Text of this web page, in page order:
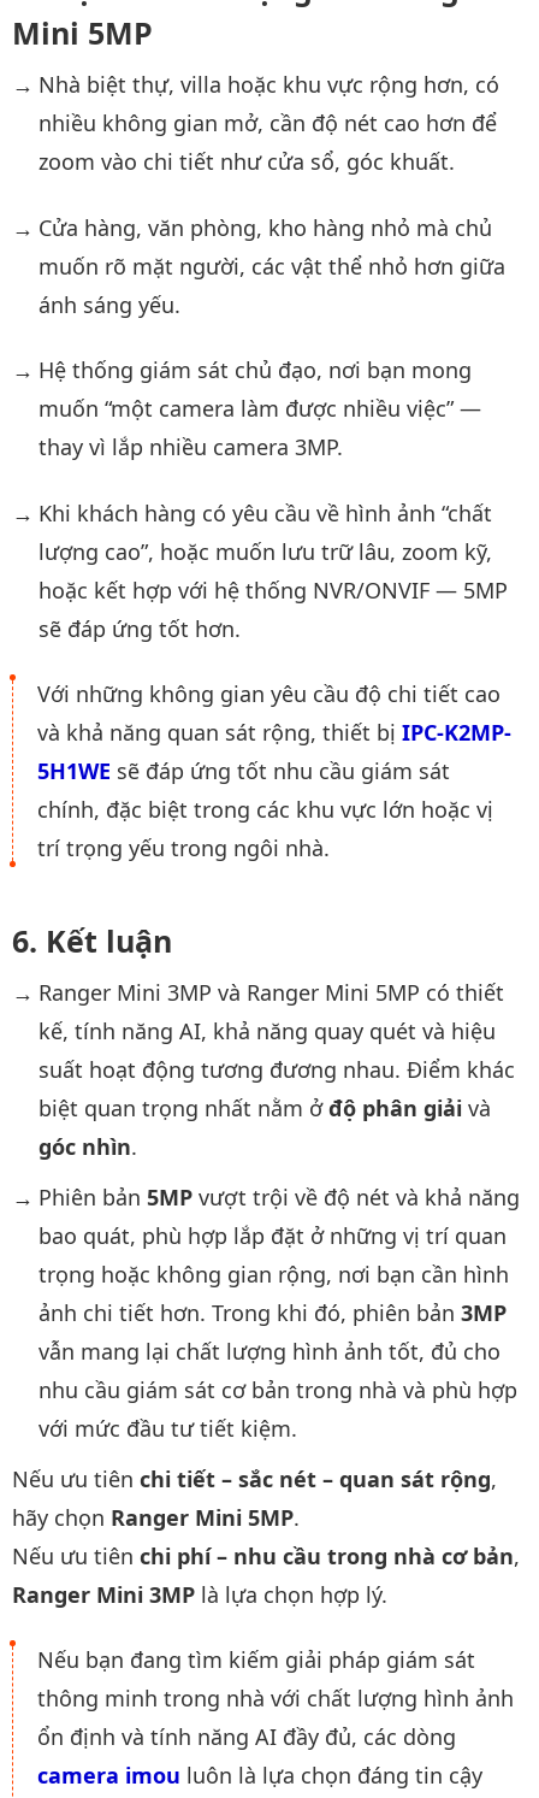
Mini 5MP
Nhà biệt thự, villa hoặc khu vực rộng hơn, có
nhiều không gian mở, cần độ nét cao hơn để
zoom vào chi tiết như cửa sổ, góc khuất.
Cửa hàng, văn phòng, kho hàng nhỏ mà chủ
muốn rõ mặt người, các vật thể nhỏ hơn giữa
ánh sáng yếu.
Hệ thống giám sát chủ đạo, nơi bạn mong
muốn “một camera làm được nhiều việc” —
thay vì lắp nhiều camera 3MP.
Khi khách hàng có yêu cầu về hình ảnh “chất
lượng cao”, hoặc muốn lưu trữ lâu, zoom kỹ,
hoặc kết hợp với hệ thống NVR/ONVIF — 5MP
sẽ đáp ứng tốt hơn.
Với những không gian yêu cầu độ chi tiết cao
và khả năng quan sát rộng, thiết bị IPC-K2MP-
5H1WE sẽ đáp ứng tốt nhu cầu giám sát
chính, đặc biệt trong các khu vực lớn hoặc vị
trí trọng yếu trong ngôi nhà.
Kết luận
Ranger Mini 3MP và Ranger Mini 5MP có thiết
kế, tính năng AI, khả năng quay quét và hiệu
suất hoạt động tương đương nhau. Điểm khác
biệt quan trọng nhất nằm ởđộ phân giải và
góc nhìn.
Phiên bản 5MPvượt trội về độ nét và khả năng
bao quát, phù hợp lắp đặt ở những vị trí quan
trọng hoặc không gian rộng, nơi bạn cần hình
ảnh chi tiết hơn. Trong khi đó, phiên bản 3MP
vẫn mang lại chất lượng hình ảnh tốt, đủ cho
nhu cầu giám sát cơ bản trong nhà và phù hợp
với mức đầu tư tiết kiệm.
Nếu ưu tiên chi tiết – sắc nét – quan sát rộng,
hãy chọn Ranger Mini 5MP.
Nếu ưu tiên chi phí – nhu cầu trong nhà cơ bản,
Ranger Mini 3MP là lựa chọn hợp lý.
Nếu bạn đang tìm kiếm giải pháp giám sát
thông minh trong nhà với chất lượng hình ảnh
ổn định và tính năng AI đầy đủ, các dòng
camera imou luôn là lựa chọn đáng tin cậy